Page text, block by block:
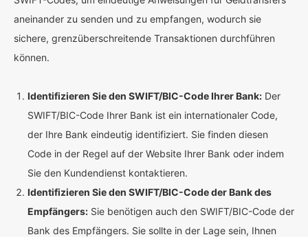
aneinander zu senden und zu empfangen, wodurch sie
sichere, grenzüberschreitende Transaktionen durchführen
können.
Identifizieren Sie den SWIFT/BIC-Code Ihrer Bank: Der
SWIFT/BIC-Code Ihrer Bank ist ein internationaler Code,
der Ihre Bank eindeutig identifiziert. Sie finden diesen
Code in der Regel auf der Website Ihrer Bank oder indem
Sie den Kundendienst kontaktieren.
Identifizieren Sie den SWIFT/BIC-Code der Bank des
Empfängers: Sie benötigen auch den SWIFT/BIC-Code der
Bank des Empfängers. Sie sollte in der Lage sein, Ihnen